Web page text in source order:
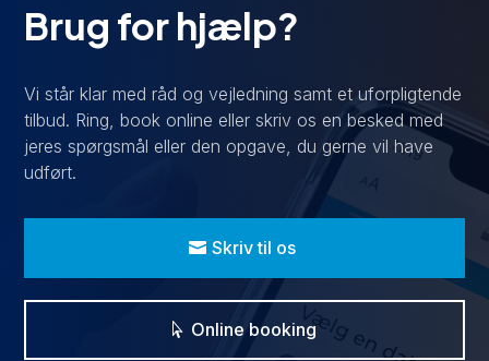
Brug for hjælp?
Vi står klar med råd og vejledning samt et uforpligtende
tilbud. Ring, book online eller skriv os en besked med
jeres spørgsmål eller den opgave, du gerne vil have
udført.
Skriv til os
Online booking